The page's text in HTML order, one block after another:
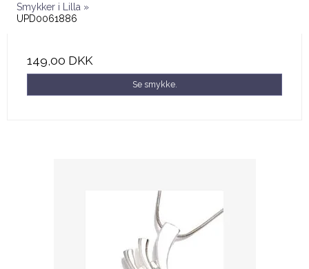
Smykker i Lilla »
UPD0061886
149,00 DKK
Se smykke.